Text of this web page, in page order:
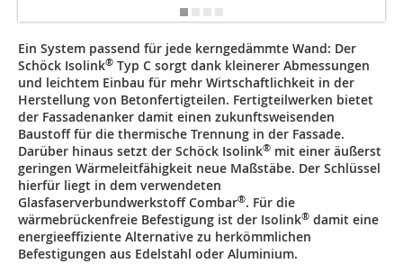
Ein System passend für jede kerngedämmte Wand: Der
Schöck Isolink® Typ C sorgt dank kleinerer Abmessungen
und leichtem Einbau für mehr Wirtschaftlichkeit in der
Herstellung von Betonfertigteilen. Fertigteilwerken bietet
der Fassadenanker damit einen zukunftsweisenden
Baustoff für die thermische Trennung in der Fassade.
Darüber hinaus setzt der Schöck Isolink® mit einer äußerst
geringen Wärmeleitfähigkeit neue Maßstäbe. Der Schlüssel
hierfür liegt in dem verwendeten
Glasfaserverbundwerkstoff Combar®. Für die
wärmebrückenfreie Befestigung ist der Isolink® damit eine
energieeffiziente Alternative zu herkömmlichen
Befestigungen aus Edelstahl oder Aluminium.